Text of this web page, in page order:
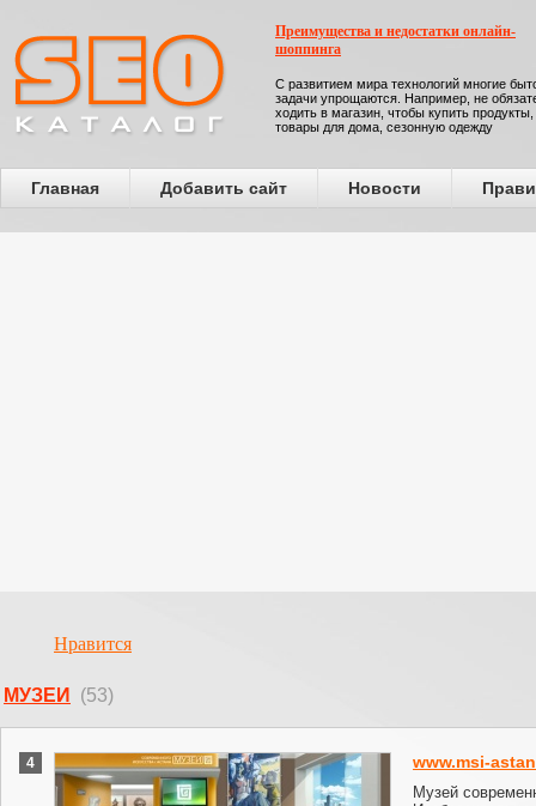
Преимущества и недостатки онлайн-
шоппинга
С развитием мира технологий многие
задачи упрощаются. Например, не
ходить в магазин, чтобы купить продукты,
товары для дома, сезонную одежду
Главная Добавить сайт Новости
Нравится
МУЗЕИ (53)
4 www.msi-
Музей